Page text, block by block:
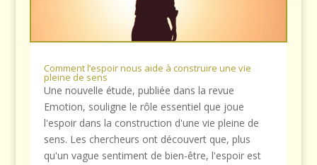
Comment l’espoir nous aide à construire une vie
pleine de sens
Une nouvelle étude, publiée dans la revue
Emotion, souligne le rôle essentiel que joue
l'espoir dans la construction d'une vie pleine de
sens. Les chercheurs ont découvert que, plus
qu'un vague sentiment de bien-être, l'espoir est